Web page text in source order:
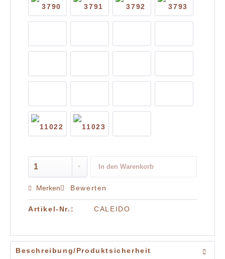
In den Warenkorb
Merken Bewerten
Artikel-Nr.: CALEIDO
Beschreibung/Produktsicherheit